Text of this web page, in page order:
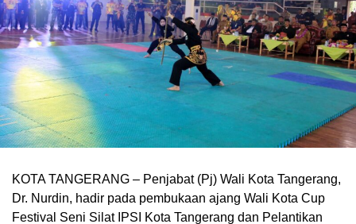
KOTA TANGERANG – Penjabat (Pj) Wali Kota Tangerang,
Dr. Nurdin, hadir pada pembukaan ajang Wali Kota Cup
Festival Seni Silat IPSI Kota Tangerang dan Pelantikan